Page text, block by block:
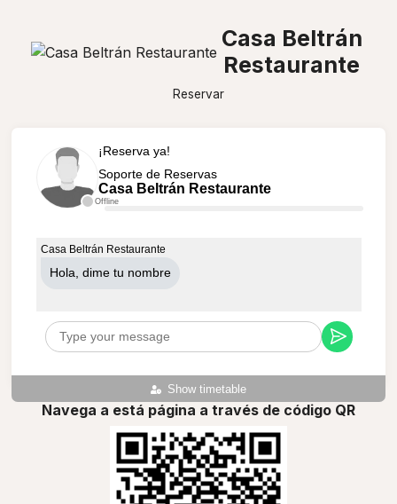
Casa Beltrán
Restaurante
Reservar
Offline
¡Reserva ya!
Soporte de Reservas
Casa Beltrán Restaurante
Show timetable
Casa Beltrán Restaurante
Hola, dime tu nombre
Navega a está página a través de código QR